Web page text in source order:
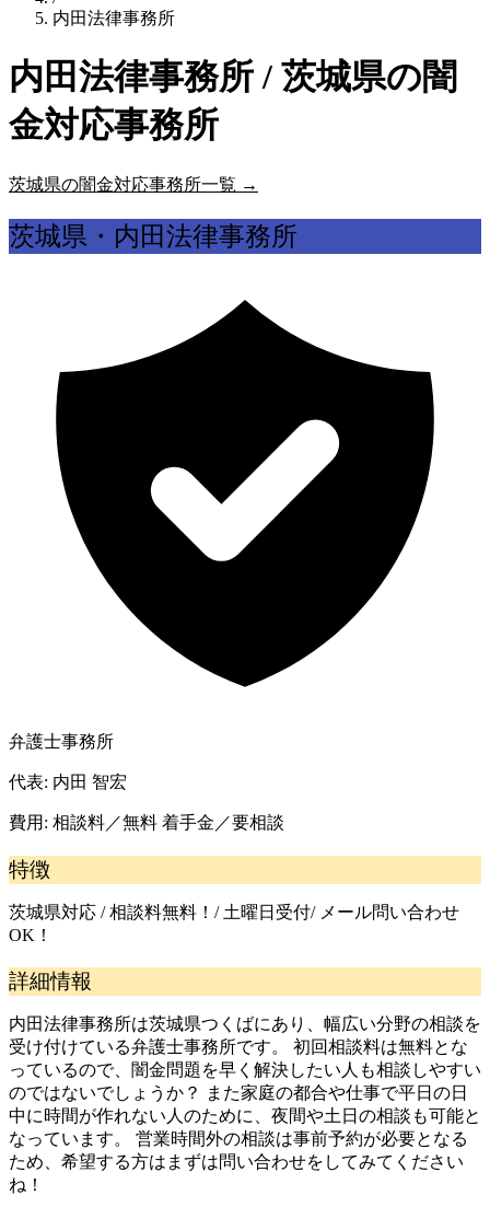
内田法律事務所
内田法律事務所 / 茨城県の闇
金対応事務所
茨城県の闇金対応事務所一覧 →
茨城県・内田法律事務所
弁護士事務所
代表: 内田 智宏
費用: 相談料／無料 着手金／要相談
特徴
茨城県対応 / 相談料無料！/ 土曜日受付/ メール問い合わせ
OK！
詳細情報
内田法律事務所は茨城県つくばにあり、幅広い分野の相談を
受け付けている弁護士事務所です。 初回相談料は無料とな
っているので、闇金問題を早く解決したい人も相談しやすい
のではないでしょうか？ また家庭の都合や仕事で平日の日
中に時間が作れない人のために、夜間や土日の相談も可能と
なっています。 営業時間外の相談は事前予約が必要となる
ため、希望する方はまずは問い合わせをしてみてください
ね！